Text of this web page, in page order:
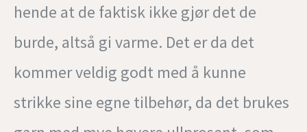
hende at de faktisk ikke gjør det de
burde, altså gi varme. Det er da det
kommer veldig godt med å kunne
strikke sine egne tilbehør, da det brukes